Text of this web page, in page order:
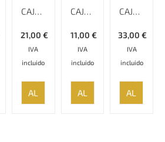
CAJA KHATAMKARI – 10 CM
€
21,00
IVA
incluido
AL
CARRITO
CAJA KHATAMKARI – 7 CM
€
11,00
IVA
incluido
AL
CARRITO
CAJA KHATAMKARI – 18 CM
€
33,00
IVA
incluido
AL
CARRITO